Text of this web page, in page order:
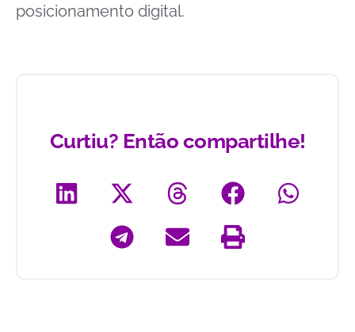
posicionamento digital.
Curtiu? Então compartilhe!